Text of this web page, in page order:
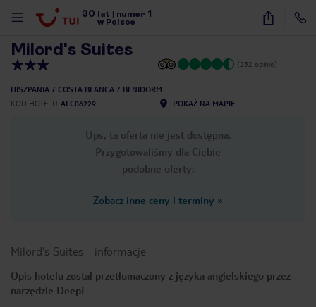
30 lat numer 1
w Polsce
13
Milord's Suites
(252 opinie)
HISZPANIA COSTA BLANCA
BENIDORM
KOD HOTELU ALC06229 POKAŻ NA MAPIE
Ups, ta oferta nie jest dostępna.
Przygotowaliśmy dla Ciebie
podobne oferty:
Zobacz inne ceny i terminy »
Milord's Suites - informacje
Opis hotelu został przetłumaczony z języka angielskiego przez
narzędzie DeepL